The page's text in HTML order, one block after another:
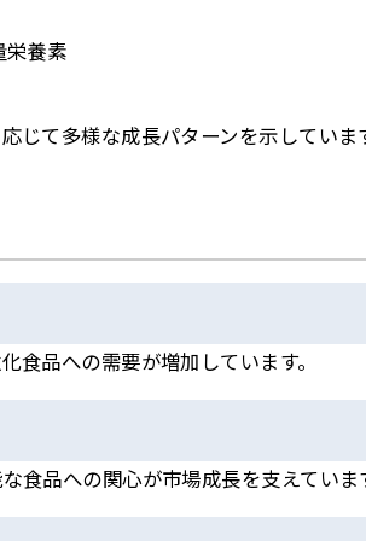
栄養素
じて多様な成長パターンを示していま
食品への需要が増加しています。
食品への関心が市場成長を支えていま